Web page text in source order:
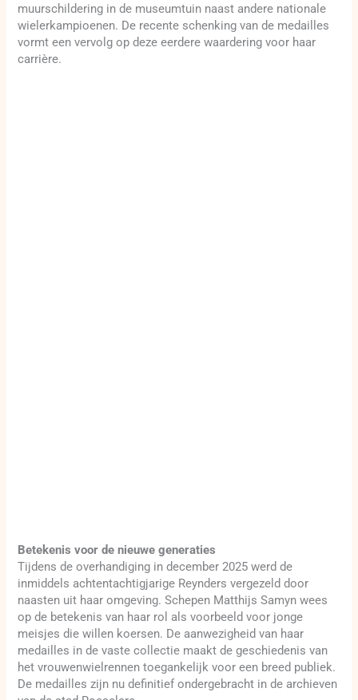
muurschildering in de museumtuin naast andere nationale
wielerkampioenen. De recente schenking van de medailles
vormt een vervolg op deze eerdere waardering voor haar
carrière.
Betekenis voor de nieuwe generaties
Tijdens de overhandiging in december 2025 werd de
inmiddels achtentachtigjarige Reynders vergezeld door
naasten uit haar omgeving. Schepen Matthijs Samyn wees
op de betekenis van haar rol als voorbeeld voor jonge
meisjes die willen koersen. De aanwezigheid van haar
medailles in de vaste collectie maakt de geschiedenis van
het vrouwenwielrennen toegankelijk voor een breed publiek.
De medailles zijn nu definitief ondergebracht in de archieven